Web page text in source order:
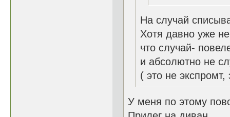
На случай
Хотя давно уже
что случай-
и абсолютно не
( это не
У меня по этому